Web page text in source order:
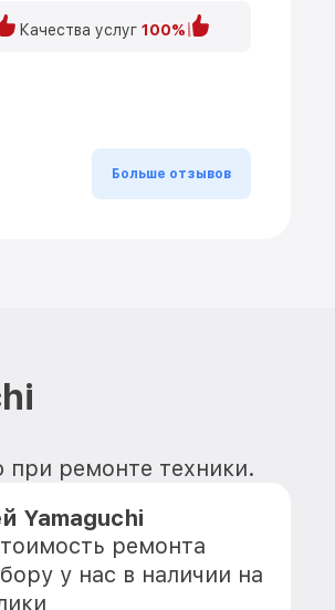
Качества услуг 100%
Больше отзывов
при ремонте техники.
Yamaguchi
ремонта
у нас в наличии на